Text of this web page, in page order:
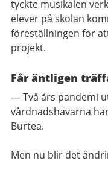
tyckte musikalen
elever på skolan
föreställningen för
projekt.
Får äntligen
— Två års pandemi
vårdnadshavarna
Burtea.
Men nu blir det